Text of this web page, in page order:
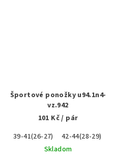
45-47(30-31)
Športové ponožky u94.1n4-
vz.942
101 Kč/ pár
39-41(26-27)
42-44(28-29)
Skladom